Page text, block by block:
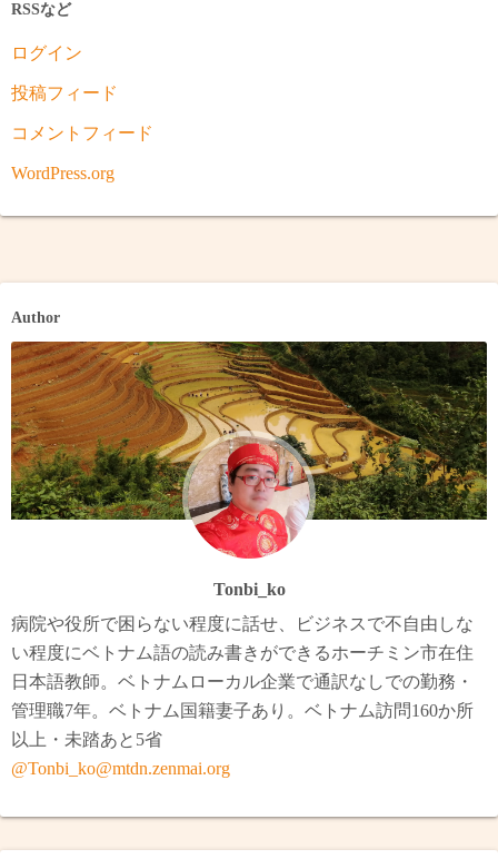
RSSなど
ログイン
投稿フィード
コメントフィード
WordPress.org
Author
Tonbi_ko
病院や役所で困らない程度に話せ、ビジネスで不自由しな
い程度にベトナム語の読み書きができるホーチミン市在住
日本語教師。ベトナムローカル企業で通訳なしでの勤務・
管理職7年。ベトナム国籍妻子あり。ベトナム訪問160か所
以上・未踏あと5省
@Tonbi_ko@mtdn.zenmai.org